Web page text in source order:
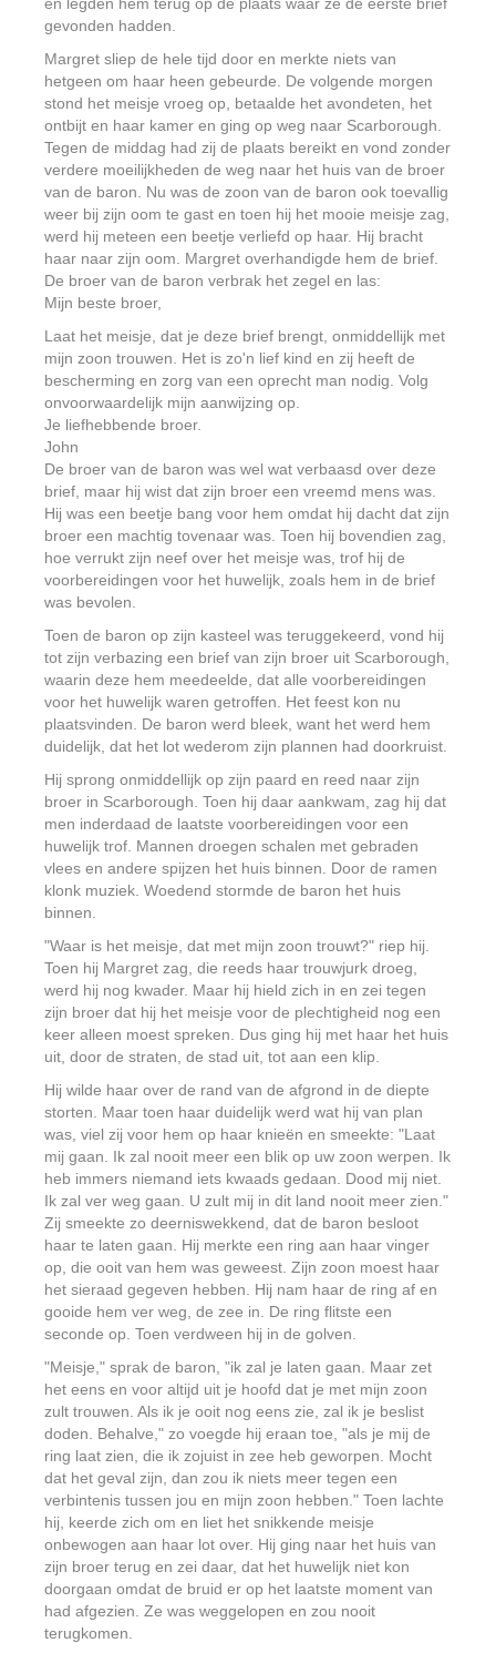
gevonden hadden.
Margret sliep de hele tijd door en merkte niets van
hetgeen om haar heen gebeurde. De volgende morgen
stond het meisje vroeg op, betaalde het avondeten, het
ontbijt en haar kamer en ging op weg naar Scarborough.
Tegen de middag had zij de plaats bereikt en vond zonder
verdere moeilijkheden de weg naar het huis van de broer
van de baron. Nu was de zoon van de baron ook toevallig
weer bij zijn oom te gast en toen hij het mooie meisje zag,
werd hij meteen een beetje verliefd op haar. Hij bracht
haar naar zijn oom. Margret overhandigde hem de brief.
De broer van de baron verbrak het zegel en las:
Mijn beste broer,
Laat het meisje, dat je deze brief brengt, onmiddellijk met
mijn zoon trouwen. Het is zo'n lief kind en zij heeft de
bescherming en zorg van een oprecht man nodig. Volg
onvoorwaardelijk mijn aanwijzing op.
Je liefhebbende broer.
John
De broer van de baron was wel wat verbaasd over deze
brief, maar hij wist dat zijn broer een vreemd mens was.
Hij was een beetje bang voor hem omdat hij dacht dat zijn
broer een machtig tovenaar was. Toen hij bovendien zag,
hoe verrukt zijn neef over het meisje was, trof hij de
voorbereidingen voor het huwelijk, zoals hem in de brief
was bevolen.
Toen de baron op zijn kasteel was teruggekeerd, vond hij
tot zijn verbazing een brief van zijn broer uit Scarborough,
waarin deze hem meedeelde, dat alle voorbereidingen
voor het huwelijk waren getroffen. Het feest kon nu
plaatsvinden. De baron werd bleek, want het werd hem
duidelijk, dat het lot wederom zijn plannen had doorkruist.
Hij sprong onmiddellijk op zijn paard en reed naar zijn
broer in Scarborough. Toen hij daar aankwam, zag hij dat
men inderdaad de laatste voorbereidingen voor een
huwelijk trof. Mannen droegen schalen met gebraden
vlees en andere spijzen het huis binnen. Door de ramen
klonk muziek. Woedend stormde de baron het huis
binnen.
"Waar is het meisje, dat met mijn zoon trouwt?" riep hij.
Toen hij Margret zag, die reeds haar trouwjurk droeg,
werd hij nog kwader. Maar hij hield zich in en zei tegen
zijn broer dat hij het meisje voor de plechtigheid nog een
keer alleen moest spreken. Dus ging hij met haar het huis
uit, door de straten, de stad uit, tot aan een klip.
Hij wilde haar over de rand van de afgrond in de diepte
storten. Maar toen haar duidelijk werd wat hij van plan
was, viel zij voor hem op haar knieën en smeekte: "Laat
mij gaan. Ik zal nooit meer een blik op uw zoon werpen. Ik
heb immers niemand iets kwaads gedaan. Dood mij niet.
Ik zal ver weg gaan. U zult mij in dit land nooit meer zien."
Zij smeekte zo deerniswekkend, dat de baron besloot
haar te laten gaan. Hij merkte een ring aan haar vinger
op, die ooit van hem was geweest. Zijn zoon moest haar
het sieraad gegeven hebben. Hij nam haar de ring af en
gooide hem ver weg, de zee in. De ring flitste een
seconde op. Toen verdween hij in de golven.
"Meisje," sprak de baron, "ik zal je laten gaan. Maar zet
het eens en voor altijd uit je hoofd dat je met mijn zoon
zult trouwen. Als ik je ooit nog eens zie, zal ik je beslist
doden. Behalve," zo voegde hij eraan toe, "als je mij de
ring laat zien, die ik zojuist in zee heb geworpen. Mocht
dat het geval zijn, dan zou ik niets meer tegen een
verbintenis tussen jou en mijn zoon hebben." Toen lachte
hij, keerde zich om en liet het snikkende meisje
onbewogen aan haar lot over. Hij ging naar het huis van
zijn broer terug en zei daar, dat het huwelijk niet kon
doorgaan omdat de bruid er op het laatste moment van
had afgezien. Ze was weggelopen en zou nooit
terugkomen.